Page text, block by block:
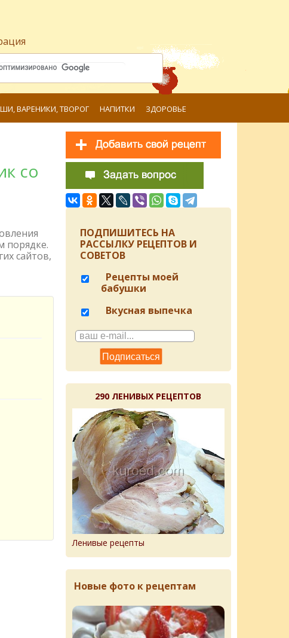
ВАРЕНИКИ, ТВОРОГ НАПИТКИ ЗДОРОВЬЕ
со
порядке.
сайтов,
ПОДПИШИТЕСЬ НА
РАССЫЛКУ РЕЦЕПТОВ И
СОВЕТОВ
Рецепты моей
бабушки
Вкусная выпечка
290 ЛЕНИВЫХ РЕЦЕПТОВ
Ленивые рецепты
Новые фото к рецептам